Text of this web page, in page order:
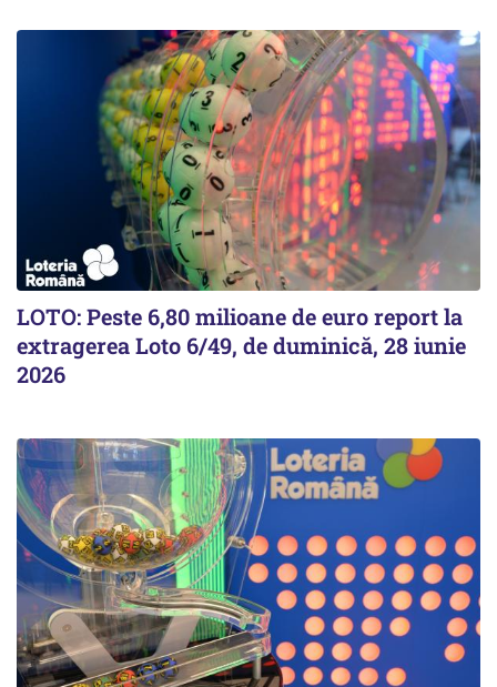
LOTO: Peste 6,80 milioane de euro report la
extragerea Loto 6/49, de duminică, 28 iunie
2026